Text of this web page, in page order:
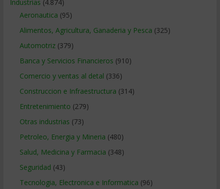
Industrias (4.874)
Aeronautica (95)
Alimentos, Agricultura, Ganaderia y Pesca (325)
Automotriz(379)
Banca y Servicios Financieros (910)
Comercio y ventas al detal (336)
Construccion e Infraestructura (314)
Entretenimiento (279)
Otras industrias (73)
Petroleo, Energia y Mineria (480)
Salud, Medicina y Farmacia (348)
Seguridad (43)
Tecnologia, Electronica e Informatica (96)